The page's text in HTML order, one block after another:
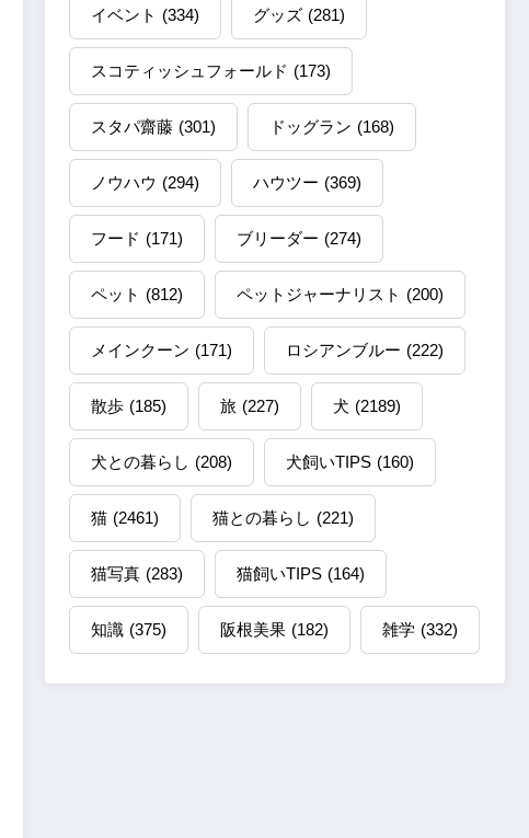
イベント (334) グッズ (281)
スコティッシュフォールド (173)
スタパ齋藤 (301) ドッグラン (168)
ノウハウ (294) ハウツー (369)
フード (171) ブリーダー (274)
ペット (812) ペットジャーナリスト (200)
メインクーン (171) ロシアンブルー (222)
散歩 (185) 旅 (227) 犬 (2189)
犬との暮らし (208) 犬飼いTIPS (160)
猫 (2461) 猫との暮らし (221)
猫写真 (283) 猫飼いTIPS (164)
知識 (375) 阪根美果 (182) 雑学 (332)